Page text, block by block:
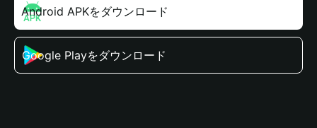
Android APKをダウンロード
Google Playをダウンロード